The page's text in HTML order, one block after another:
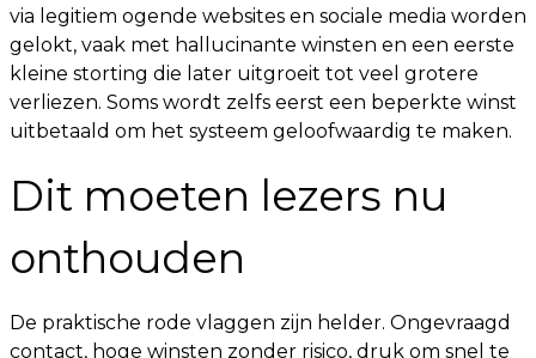
via legitiem ogende websites en sociale media worden
gelokt, vaak met hallucinante winsten en een eerste
kleine storting die later uitgroeit tot veel grotere
verliezen. Soms wordt zelfs eerst een beperkte winst
uitbetaald om het systeem geloofwaardig te maken.
Dit moeten lezers nu
onthouden
De praktische rode vlaggen zijn helder. Ongevraagd
contact, hoge winsten zonder risico, druk om snel te